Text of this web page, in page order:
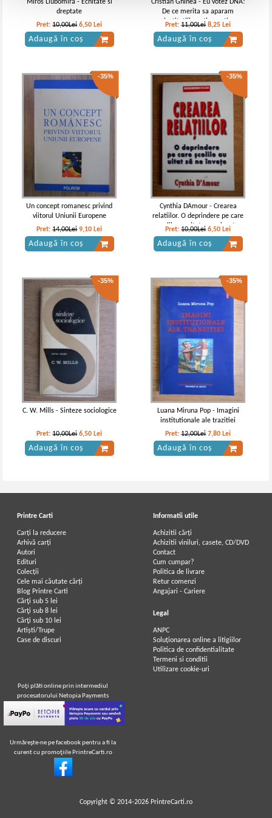
Miros Liubomira - Echitate si
dreptate
Pret:10,00Lei 6,50 Lei
Adaugă în coș
Cristian Ghinea - Eu votez DNA!
De ce merita sa aparam
institutiile anticoruptie
Pret:11,00Lei 8,25 Lei
Adaugă în coș
-35%
Un concept romanesc privind
viitorul Uniunii Europene
Pret:14,00Lei 9,10 Lei
Adaugă în coș
-35%
Cynthia DAmour - Crearea
relatiilor. O deprindere pe care
scolile au uitat sa ne invete
Pret:10,00Lei 6,50 Lei
Adaugă în coș
-35%
C. W. Mills - Sinteze sociologice
Pret:10,00Lei 6,50 Lei
Adaugă în coș
-35%
Luana Miruna Pop - Imagini
institutionale ale trazitiei
Pret:12,00Lei 7,80 Lei
Adaugă în coș
Printre Carti
Carți la reducere
Arhivă carți
Autori
Edituri
Colecții
Cele mai căutate cărți
Blog Printre Carti
Cărţi sub 5 lei
Cărţi sub 8 lei
Cărţi sub 10 lei
Artiști/Trupe
Case de discuri
Informatii utile
Achizitii cărți
Achizitii viniluri, casete, CD/DVD
Contact
Cum cumpar?
Politica de livrare
Retur comenzi
Angajari - Cariere
Legal
ANPC
Soluționarea online a litigiilor
Politica de confidentialitate
Termeni si conditii
Utilizare cookie-uri
Poţi plăti online prin intermediul
procesatorului Netopia Payments
Urmăreşte-ne pe facebook pentru a fi la
curent cu promoţiile PrintreCarti.ro
Copyright © 2014-2026 PrintreCarti.ro